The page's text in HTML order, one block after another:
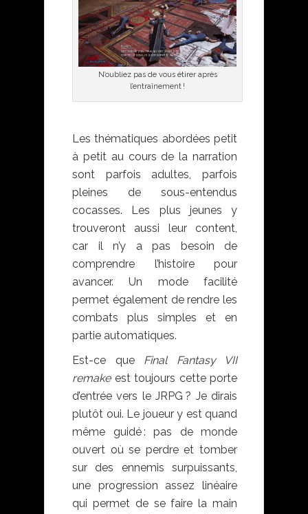
N’oubliez pas de vous étirer après
l’entraînement !
Les thématiques abordées petit
à petit au cours de la narration
sont parfois adultes, parfois
pleines de sous-entendus
cocasses. Les plus jeunes y
trouveront aussi leur content,
car il n’y a pas besoin de
comprendre l’histoire pour
avancer. Un mode facilité
permet également de rendre les
combats plus simples et en
partie automatiques.
Est-ce queFinal Fantasy VII
remakeest toujours cette porte
d’entrée vers le JRPG ? Je dirais
plutôt oui. Le joueur y est quand
même guidé : pas de monde
ouvert où se perdre et tomber
sur des ennemis surpuissants,
une progression assez linéaire
qui permet de se faire la main